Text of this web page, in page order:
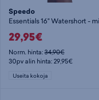
Speedo
29,95€
Norm. hinta:34,90€
30pv alin hinta: 29,95€
Useita kokoja